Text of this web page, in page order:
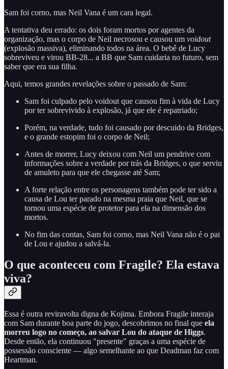
Sam foi corno, mas Neil Vana é um cara legal.
A tentativa deu errado: os dois foram mortos por agentes da
organização, mas o corpo de Neil necrosou e causou um voidout
(explosão massiva), eliminando todos na área. O bebê de Lucy
sobreviveu e virou BB-28... a BB que Sam cuidaria no futuro, sem
saber que era sua filha.
Aqui, temos grandes revelações sobre o passado de Sam:
Sam foi culpado pelo voidout que causou fim à vida de Lucy
por ter sobrevivido à explosão, já que ele é repatriado;
Porém, na verdade, tudo foi causado por descuido da Bridges,
e o grande estopim foi o corpo de Neil;
Antes de morrer, Lucy deixou com Neil um pendrive com
informações sobre a verdade por trás da Bridges, o que serviu
de amuleto para que ele chegasse até Sam;
A forte relação entre os personagens também pode ter sido a
causa de Lou ter parado na mesma praia que Neil, que se
tornou uma espécie de protetor para ela na dimensão dos
mortos.
No fim das contas, Sam foi corno, mas Neil Vana não é o pai
de Lou e ajudou a salvá-la.
O que aconteceu com Fragile? Ela estava
viva?
Essa é outra reviravolta digna de Kojima. Embora Fragile interaja
com Sam durante boa parte do jogo, descobrimos no final que ela
morreu logo no começo, ao salvar Lou do ataque de Higgs.
Desde então, ela continuou "presente" graças a uma espécie de
possessão consciente — algo semelhante ao que Deadman faz com
Heartman.